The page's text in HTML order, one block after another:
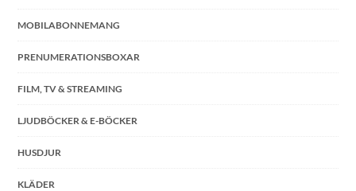
MOBILABONNEMANG
PRENUMERATIONSBOXAR
FILM, TV & STREAMING
LJUDBÖCKER & E-BÖCKER
HUSDJUR
KLÄDER